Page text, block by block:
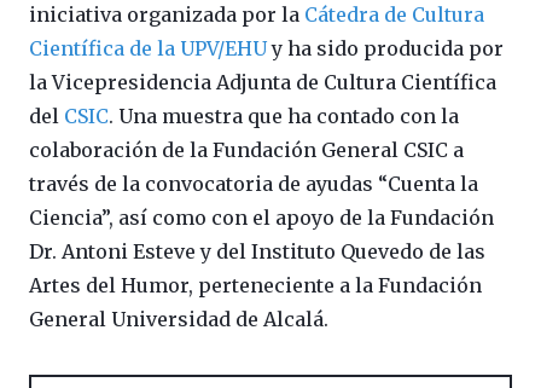
iniciativa organizada por la Cátedra de Cultura
Científica de la UPV/EHUy ha sido producida por
la Vicepresidencia Adjunta de Cultura Científica
del CSIC. Una muestra que ha contado con la
colaboración de la Fundación General CSIC a
través de la convocatoria de ayudas “Cuenta la
Ciencia”, así como con el apoyo de la Fundación
Dr. Antoni Esteve y del Instituto Quevedo de las
Artes del Humor, perteneciente a la Fundación
General Universidad de Alcalá.